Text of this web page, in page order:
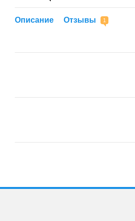
Описание Отзывы 1